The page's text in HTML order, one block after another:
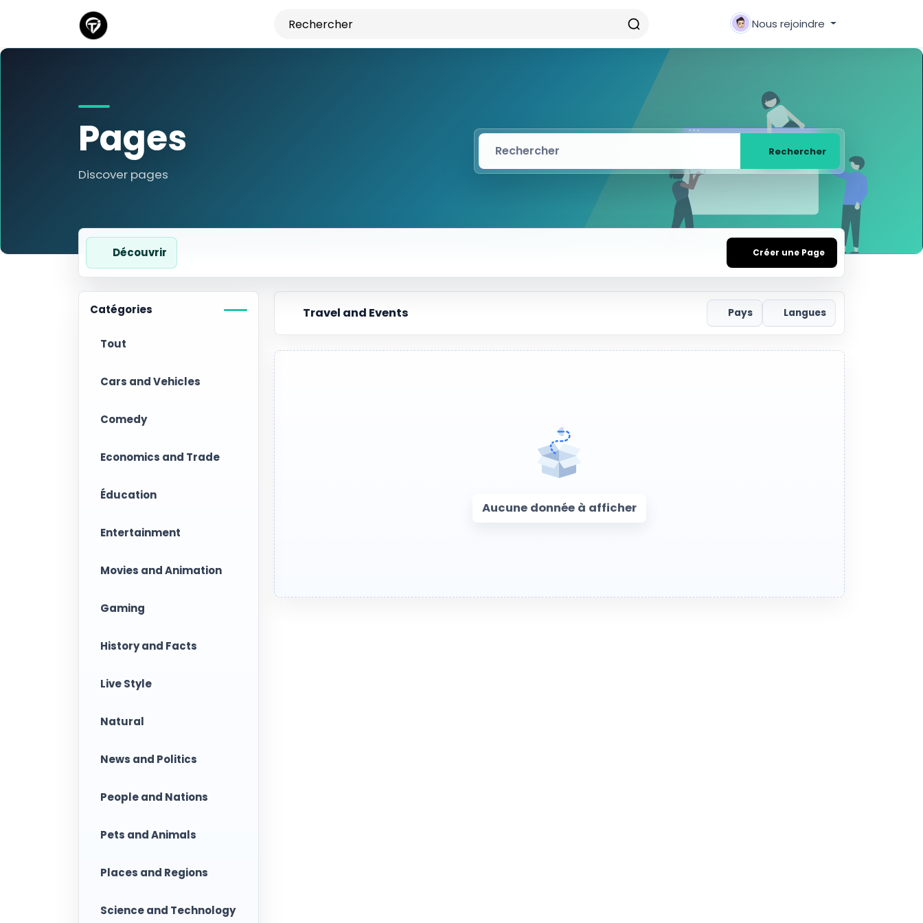
Nous rejoindre
Pages
Discover pages
Rechercher
Découvrir Créer une Page
Catégories
Tout
Cars and Vehicles
Comedy
Economics and Trade
Éducation
Entertainment
Movies and Animation
Gaming
History and Facts
Live Style
Natural
News and Politics
People and Nations
Pets and Animals
Places and Regions
Science and Technology
Travel and Events Pays Langues
Aucune donnée à afficher